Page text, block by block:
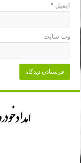
ایمیل*
وب‌ سایت